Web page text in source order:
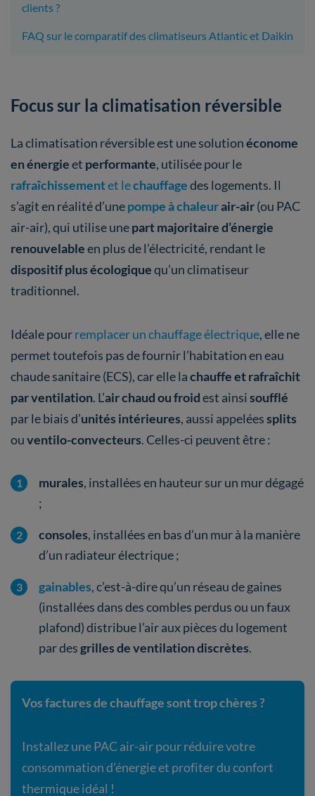
clients ?
FAQ sur le comparatif des climatiseurs Atlantic et Daikin
Focus sur la climatisation réversible
La climatisation réversible est une solutionéconome
en énergieet performante, utilisée pour le
rafraîchissementet lechauffagedes logements. Il
s’agit en réalité d’unepompe à chaleurair-air(ou PAC
air-air), qui utilise unepart majoritaire d’énergie
renouvelableen plus de l’électricité, rendant le
dispositif plus écologiquequ’un climatiseur
traditionnel.
Idéale pourremplacer un chauffage électrique, elle ne
permet toutefois pas de fournir l’habitation en eau
chaude sanitaire (ECS), car elle lachauffe et rafraîchit
par ventilation. L’air chaud ou froidest ainsisoufflé
par le biais d’unités intérieures, aussi appeléessplits
ouventilo-convecteurs. Celles-ci peuvent être :
murales, installées en hauteur sur un mur dégagé
;
consoles, installées en bas d’un mur à la manière
d’un radiateur électrique ;
gainables, c’est-à-dire qu’un réseau de gaines
(installées dans des combles perdus ou un faux
plafond) distribue l’air aux pièces du logement
par desgrilles de ventilation discrètes.
Vos factures de chauffage sont trop chères ?
Installez une PAC air-air pour réduire votre
consommation d’énergie et profiter du confort
thermique idéal !